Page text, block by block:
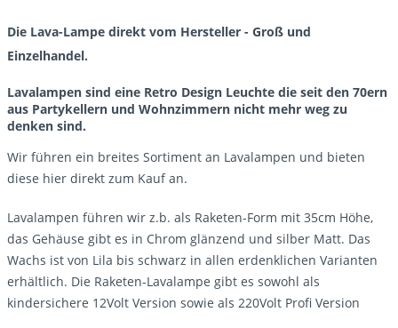
Die Lava-Lampe direkt vom Hersteller - Groß und
Einzelhandel.
Lavalampen sind eine Retro Design Leuchte die seit den 70ern
aus Partykellern und Wohnzimmern nicht mehr weg zu
denken sind.
Wir führen ein breites Sortiment an Lavalampen und bieten
diese hier direkt zum Kauf an.
Lavalampen führen wir z.b. als Raketen-Form mit 35cm Höhe,
das Gehäuse gibt es in Chrom glänzend und silber Matt. Das
Wachs ist von Lila bis schwarz in allen erdenklichen Varianten
erhältlich. Die Raketen-Lavalampe gibt es sowohl als
kindersichere 12Volt Version sowie als 220Volt Profi Version